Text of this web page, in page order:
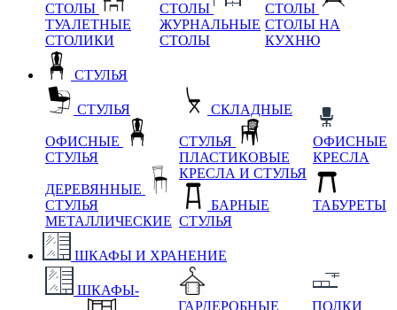
СТОЛЫ
ТУАЛЕТНЫЕ
СТОЛИКИ
СТОЛЫ
ЖУРНАЛЬНЫЕ
СТОЛЫ
СТОЛЫ
СТОЛЫ НА
КУХНЮ
СТУЛЬЯ
СТУЛЬЯ
ОФИСНЫЕ
СТУЛЬЯ
ДЕРЕВЯННЫЕ
СТУЛЬЯ
МЕТАЛЛИЧЕСКИЕ
СКЛАДНЫЕ
СТУЛЬЯ
ПЛАСТИКОВЫЕ
КРЕСЛА И СТУЛЬЯ
БАРНЫЕ
СТУЛЬЯ
ОФИСНЫЕ
КРЕСЛА
ТАБУРЕТЫ
ШКАФЫ И ХРАНЕНИЕ
ШКАФЫ-
ГАРДЕРОБНЫЕ
ПОЛКИ